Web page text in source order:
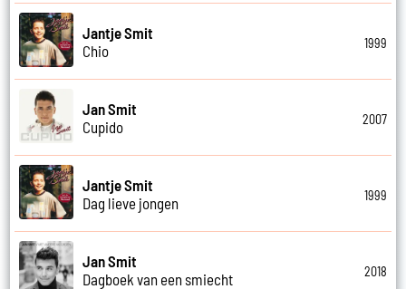
Jantje Smit
Chio
1999
Jan Smit
Cupido
2007
Jantje Smit
Dag lieve jongen
1999
Jan Smit
Dagboek van een smiecht
2018